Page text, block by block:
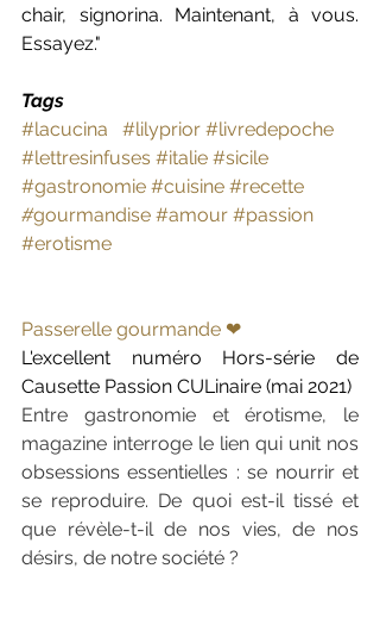
chair, signorina. Maintenant, à vous.
Essayez."
Tags
#lacucina
#lilyprior #livredepoche
#lettresinfuses #italie #sicile
#gastronomie #cuisine #recette
#gourmandise #amour #passion
#erotisme
Passerelle gourmande ❤︎
L'excellent numéro Hors-série de
Causette Passion CULinaire (mai 2021)
Entre gastronomie et érotisme, le
magazine interroge le lien qui unit nos
obsessions essentielles : se nourrir et
se reproduire. De quoi est-il tissé et
que révèle-t-il de nos vies, de nos
désirs, de notre société ?